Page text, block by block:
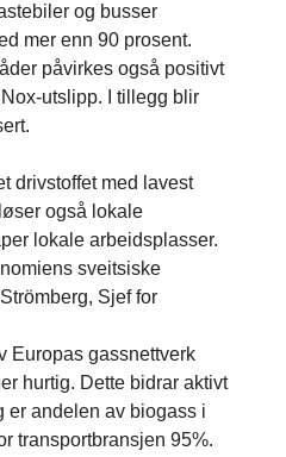
og busser
mer enn 90 prosent.
påvirkes også positivt
utslipp. I tillegg blir
drivstoffet med lavest
også lokale
lokale arbeidsplasser.
sveitsiske
Sjef for
Europas gassnettverk
hurtig. Dette bidrar aktivt
er andelen av biogass i
transportbransjen 95%.